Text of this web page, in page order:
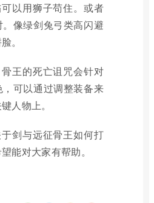
以用狮子苟住。或者
像绿剑兔弓类高闪避
。
王的死亡诅咒会针对
可以通过调整装备来
人物上。
剑与远征骨王如何打
能对大家有帮助。